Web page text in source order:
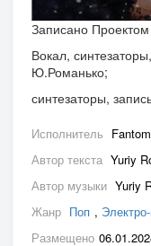
Записано
Вокал,
Ю.Романько;
синтезаторы,
Исполнитель Fantom
Автор текста Yuriy
Автор музыки Yuriy
Жанр Поп ,
Размещено